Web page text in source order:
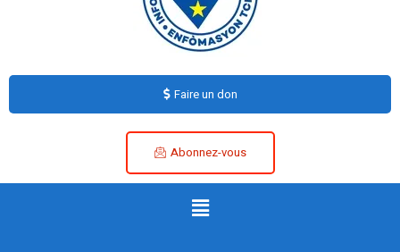
Faire un don
Abonnez-vous